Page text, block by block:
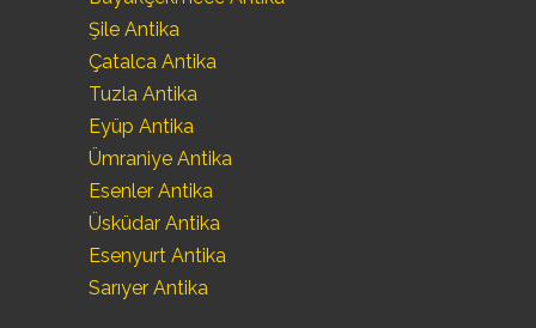
Şile Antika
Çatalca Antika
Tuzla Antika
Eyüp Antika
Ümraniye Antika
Esenler Antika
Üsküdar Antika
Esenyurt Antika
Sarıyer Antika